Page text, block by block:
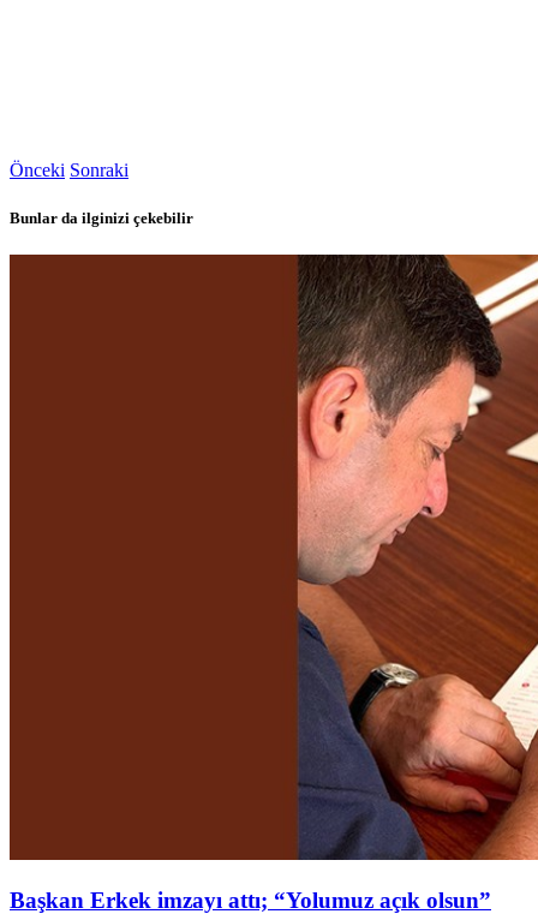
Önceki Sonraki
Bunlar da ilginizi çekebilir
Başkan Erkek imzayı attı; “Yolumuz açık olsun”